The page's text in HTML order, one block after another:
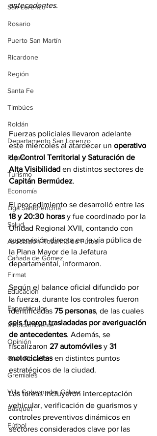
San Lorenzo
Rosario
Puerto San Martín
Ricardone
Región
Santa Fe
Timbúes
Roldán
Departamento San Lorenzo
Pujato
Turismo
Economía
Liga Sanlorencina
Salud
Asociación Rosarina de Fútbol
Cañada de Gómez
Firmat
Educación
Espectáculos
Medioambiente
Opinión
Gran Rosario
Gremiales
Villa Gobernador Gálvez
Básquet
Fútbol
antecedentes.
Fuerzas policiales llevaron adelante
este miércoles al atardecer un operativo
de Control Territorial y Saturación de
Alta Visibilidad en distintos sectores de
Capitán Bermúdez.
El procedimiento se desarrolló entre las
18 y 20:30 horas y fue coordinado por la
Unidad Regional XVII, contando con
supervisión directa en la vía pública de
la Plana Mayor de la Jefatura
departamental, informaron.
Según el balance oficial difundido por
la fuerza, durante los controles fueron
identificadas 75 personas, de las cuales
seis fueron trasladadas por averiguación
de antecedentes. Además, se
fiscalizaron 27 automóviles y 31
motocicletas en distintos puntos
estratégicos de la ciudad.
Las tareas incluyeron interceptación
vehicular, verificación de guarismos y
controles preventivos dinámicos en
sectores considerados clave por las